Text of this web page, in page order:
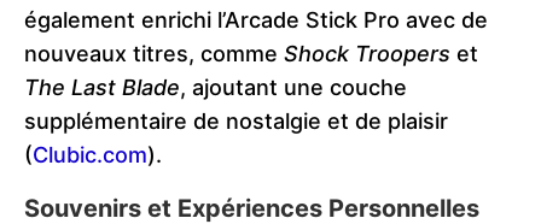
également enrichi l’Arcade Stick Pro avec de
nouveaux titres, comme Shock Troopers et
The Last Blade, ajoutant une couche
supplémentaire de nostalgie et de plaisir​
(Clubic.com)​.
Souvenirs et Expériences Personnelles